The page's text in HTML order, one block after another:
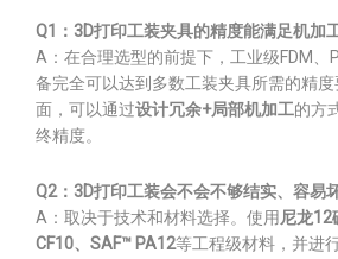
Q1：3D打印工装夹具的精度能满足机加
A：在合理选型的前提下，工业级FDM、
备完全可以达到多数工装夹具所需的精
面，可以通过设计冗余+局部机加工的方
终精度。
Q2：3D打印工装会不会不够结实、容易
A：取决于技术和材料选择。使用 尼龙12
CF10、SAF™ PA12等工程级材料，并进